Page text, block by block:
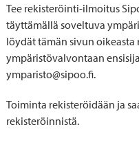
Tee rekisteröinti-ilmoitus
täyttämällä soveltuva
löydät tämän sivun
ympäristövalvontaan
ymparisto@sipoo.fi.
Toiminta rekisteröidään ja
rekisteröinnistä.